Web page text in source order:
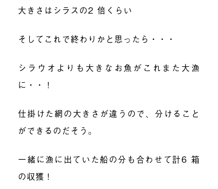
大きさはシラスの2 倍くらい
そしてこれで終わりかと思ったら・・・
シラウオよりも大きなお魚がこれまた大漁
に・・！
仕掛けた網の大きさが違うので、分けること
ができるのだそう。
一緒に漁に出ていた船の分も合わせて計6 箱
の収獲！